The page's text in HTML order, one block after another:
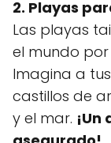
2. Playas
Las playas
el mundo
Imagina a
castillos de
y el mar.